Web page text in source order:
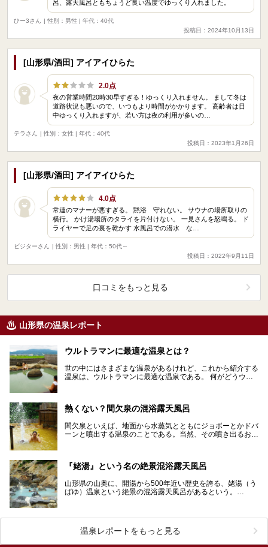
呂、露天風呂ともちょうど良い温度でゆっくり入れました。
ひー3さん
| 性別：男性 | 年代：40代
投稿日：2024年10月13日
[山形県/酒田] アイアイひらた
2.0点
夜の営業時間20時30早すぎる！ゆっくり入れません。 まして冬は
道路状況も悪いので、いつもより時間がかかります。 高齢者は日
中ゆっくり入れますが、若い方は夜の利用が多いの…
テラさん
| 性別：女性 | 年代：40代
投稿日：2023年1月26日
[山形県/酒田] アイアイひらた
4.0点
常連のマナーが悪すぎる。 黙浴 守れない。 サウナの場所取りの
横行。 かけ湯場所のタライを片付けない。 一見さんを怒鳴る。 ド
ライヤーで足の裏を乾かす 水風呂での潜水 な…
ビジターさん
| 性別：男性 | 年代：50代～
投稿日：2022年9月11日
口コミをもっと見る
山形県の温泉レポート
ウルトラマンに最適な温泉とは？
世の中にはさまざまな温泉があるけれど、これから紹介する
温泉は、ウルトラマンに最適な温泉である。 何がどうウル
熱くない？間欠泉の混浴露天風呂
間欠泉といえば、地面から水蒸気とともにジョボーとかドバ
ーンと噴出する温泉のことである。当然、その噴き出るお湯
『姥湯』という名の絶景混浴露天風呂
山形県の山奥に、開湯から500年近い歴史を誇る、姥湯（う
ばゆ）温泉という絶景の混浴露天風呂があるという。
温泉レポートをもっと見る